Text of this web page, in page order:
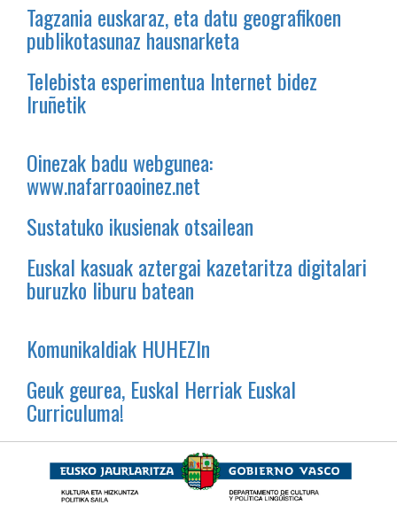
Tagzania euskaraz, eta datu geografikoen
publikotasunaz hausnarketa
Telebista esperimentua Internet bidez
Iruñetik
Oinezak badu webgunea:
www.nafarroaoinez.net
Sustatuko ikusienak otsailean
Euskal kasuak aztergai kazetaritza digitalari
buruzko liburu batean
Komunikaldiak HUHEZIn
Geuk geurea, Euskal Herriak Euskal
Curriculuma!